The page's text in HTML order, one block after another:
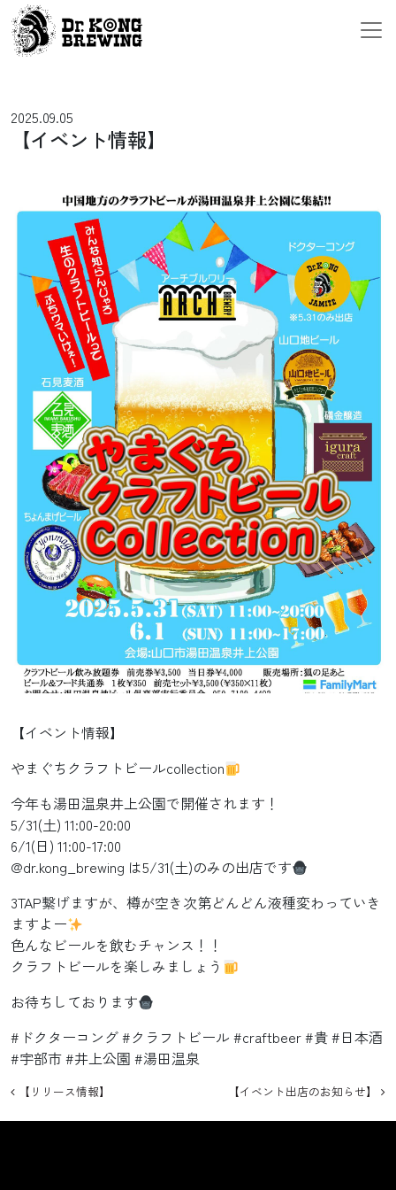
メインナビゲーション
2025.09.05
【イベント情報】
【イベント情報】
やまぐちクラフトビールcollection
今年も湯田温泉井上公園で開催されます！
5/31(土) 11:00-20:00
6/1(日) 11:00-17:00
@dr.kong_brewing は5/31(土)のみの出店です
3TAP繋げますが、樽が空き次第どんどん液種変わっていき
ますよー
色んなビールを飲むチャンス！！
クラフトビールを楽しみましょう
お待ちしております
#ドクターコング #クラフトビール #craftbeer #貴 #日本酒
#宇部市 #井上公園 #湯田温泉
投稿ナビゲーション
【リリース情報】 【イベント出店のお知らせ】